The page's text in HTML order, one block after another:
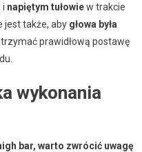
i napiętym tułowiew trakcie
jest także, aby głowa była
prawidłową postawę
wykonania
bar, warto zwrócić uwagę